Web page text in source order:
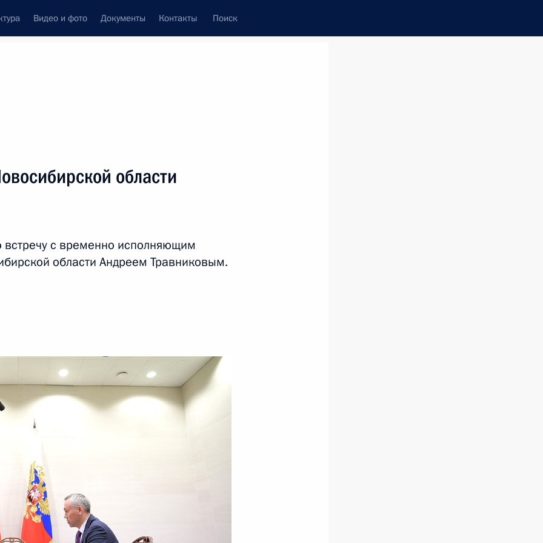
Видео и фото Документы Контакты Поиск
«Наука»
технологическому
«Наука»
области
с временно исполняющим
области Андреем Травниковым.